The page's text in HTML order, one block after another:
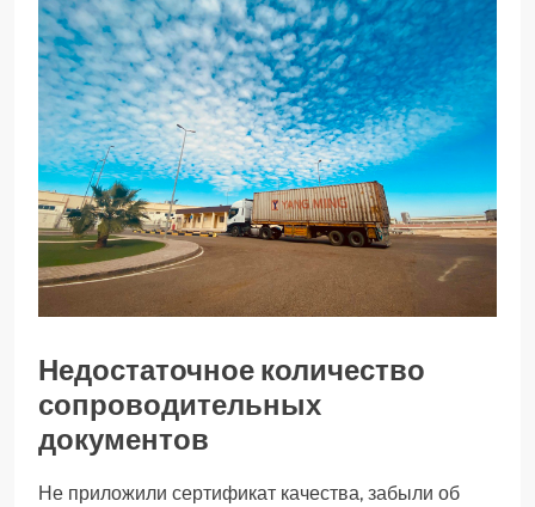
Недостаточное количество
сопроводительных
документов
Не приложили сертификат качества, забыли об